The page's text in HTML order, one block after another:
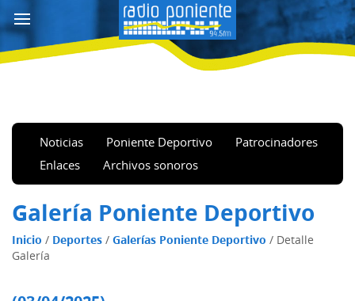
Noticias Poniente Deportivo
Patrocinadores
Enlaces
Archivos sonoros
Galería Poniente Deportivo
Inicio / Deportes / Galerías Poniente Deportivo / Detalle
Galería